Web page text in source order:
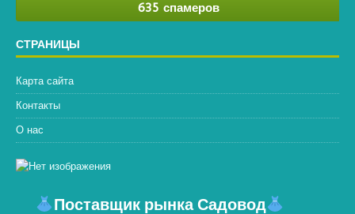
635 спамеров
СТРАНИЦЫ
Карта сайта
Контакты
О нас
Поставщик рынка Садовод